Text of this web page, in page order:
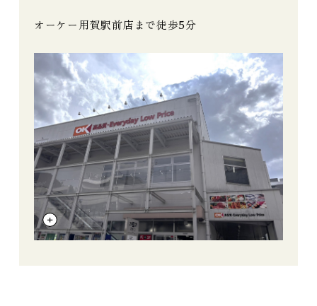
オーケー用賀駅前店まで徒歩5分